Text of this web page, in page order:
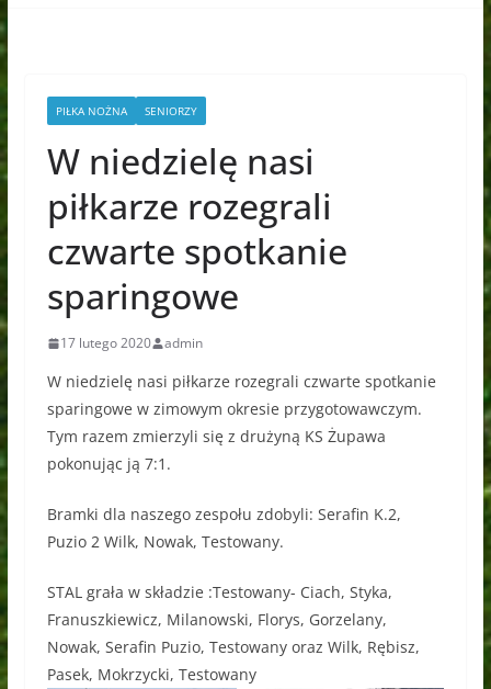
PIŁKA NOŻNA SENIORZY
W niedzielę nasi
piłkarze rozegrali
czwarte spotkanie
sparingowe
17 lutego 2020 admin
W niedzielę nasi piłkarze rozegrali czwarte spotkanie
sparingowe w zimowym okresie przygotowawczym.
Tym razem zmierzyli się z drużyną KS Żupawa
pokonując ją 7:1.
Bramki dla naszego zespołu zdobyli: Serafin K.2,
Puzio 2 Wilk, Nowak, Testowany.
STAL grała w składzie :Testowany- Ciach, Styka,
Franuszkiewicz, Milanowski, Florys, Gorzelany,
Nowak, Serafin Puzio, Testowany oraz Wilk, Rębisz,
Pasek, Mokrzycki, Testowany